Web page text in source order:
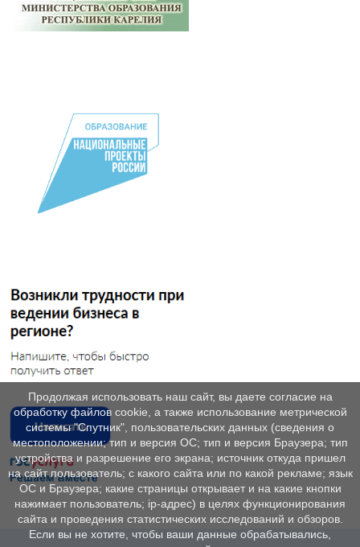
Продолжая использовать наш сайт, вы даете согласие на
обработку файлов cookie, а также использование метрической
системы "Спутник", пользовательских данных (сведения о
местоположении; тип и версия ОС; тип и версия Браузера; тип
устройства и разрешение его экрана; источник откуда пришел
на сайт пользователь; с какого сайта или по какой рекламе; язык
ОС и Браузера; какие страницы открывает и на какие кнопки
нажимает пользователь; ip-адрес) в целях функционирования
сайта и проведения статистических исследований и обзоров.
Если вы не хотите, чтобы ваши данные обрабатывались,